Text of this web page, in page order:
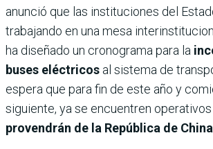
anunció que las instituciones del
trabajando en una mesa
ha diseñado un cronograma para la
buses eléctricos al sistema de
espera que para fin de este año y
siguiente, ya se encuentren
provendrán de la República de